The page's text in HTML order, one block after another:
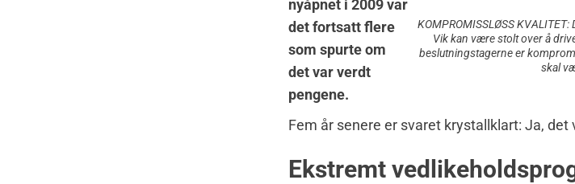
KOMPROMISSLØSS KVALITET:
Vik kan være stolt over å
beslutningstagerne er
skal
nyåpnet i 2009 var
det fortsatt flere
som spurte om
det var verdt
pengene.
Fem år senere er svaret krystallklart: Ja, det
Ekstremt